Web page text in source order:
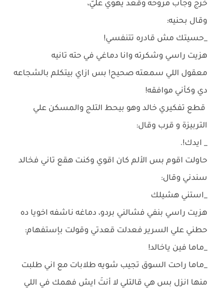
خرج وجاب مروحه وقعد يهوي عليّ،
وقال بحنيه:
_حسيتك مش قادره تتنفسي!
هزيت راسي وشكرته وانا دماغي في حته تانيه
معقول اللي سمعته صحيح! بس ازاي بيتكلم بالشجاعه
دي وكأني موافقه!
قطع تفكيري خالد وهو بيحط التلج والمسكن علي
التربيزة و قرب وقال:
_ ايدك!.
حاولت اقوم بس الألم كان اقوي وكنت هقع تاني فخالد
سندني وقال:
_استني هشيلك
هزيت راسي بنفي فشالني بردو، دماغه ناشفه اخويا ده
حطني علي السرير فعدلت قعدتي وقولت بإستفهام:
_ماما فين ياخالد!
_ماما راحت السوق تجيب شويه طلابات مع اني طلبت
منها انزل بس هي قالتلي لا أنتَ ايش فهمك في اللي